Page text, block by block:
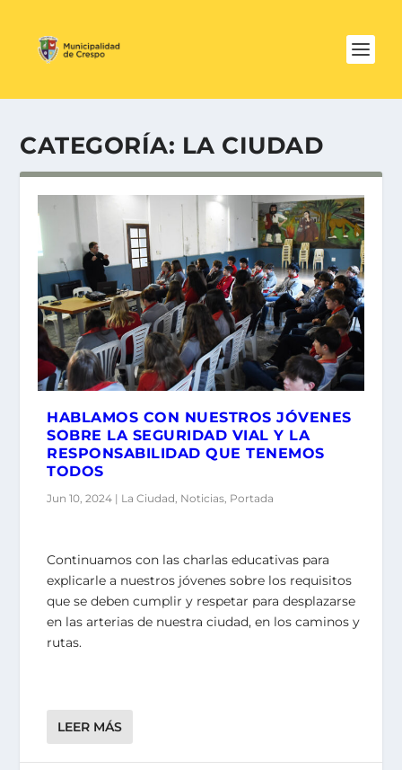
CATEGORÍA: LA CIUDAD
HABLAMOS CON NUESTROS JÓVENES
SOBRE LA SEGURIDAD VIAL Y LA
RESPONSABILIDAD QUE TENEMOS
TODOS
Jun 10, 2024 | La Ciudad Noticias Portada
Continuamos con las charlas educativas para
explicarle a nuestros jóvenes sobre los requisitos
que se deben cumplir y respetar para desplazarse
en las arterias de nuestra ciudad, en los caminos y
rutas.
LEER MÁS